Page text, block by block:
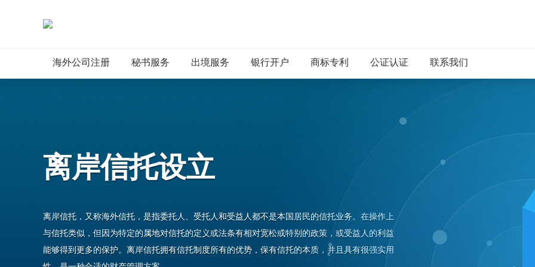
海外公司注册 秘书服务 出境服务 银行开户 商标专利 公证认证 联系我们
离岸信托设立
离岸信托，又称海外信托，是指委托人、受托人和受益人都不是本国居民的信托业务。在操作上
与信托类似，但因为特定的属地对信托的定义或法条有相对宽松或特别的政策，或受益人的利益
能够得到更多的保护。离岸信托拥有信托制度所有的优势，保有信托的本质，并且具有很强实用